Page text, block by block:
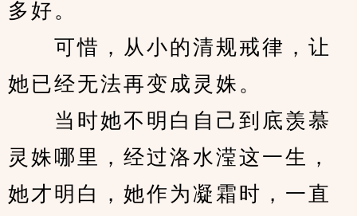
多好。
可惜，从小的清规戒律，让
她已经无法再变成灵姝。
当时她不明白自己到底羡慕
灵姝哪里，经过洛水滢这一生，
她才明白，她作为凝霜时，一直